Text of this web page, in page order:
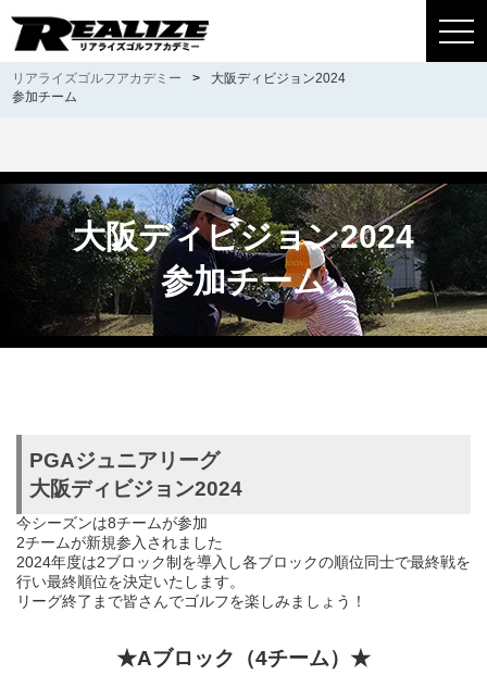
リアライズゴルフアカデミー >
大阪ディビジョン2024
参加チーム
大阪ディビジョン2024
参加チーム
PGAジュニアリーグ
大阪ディビジョン2024
今シーズンは8チームが参加
2チームが新規参入されました
2024年度は2ブロック制を導入し各ブロックの順位同士で最終戦を
行い最終順位を決定いたします。
リーグ終了まで皆さんでゴルフを楽しみましょう！
★Aブロック（4チーム）★